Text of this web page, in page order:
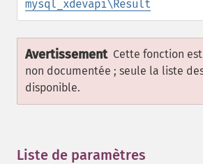
mysql_xdevapi\Result
Avertissement Cette fonction
non documentée ; seule la liste
disponible.
Liste de paramètres